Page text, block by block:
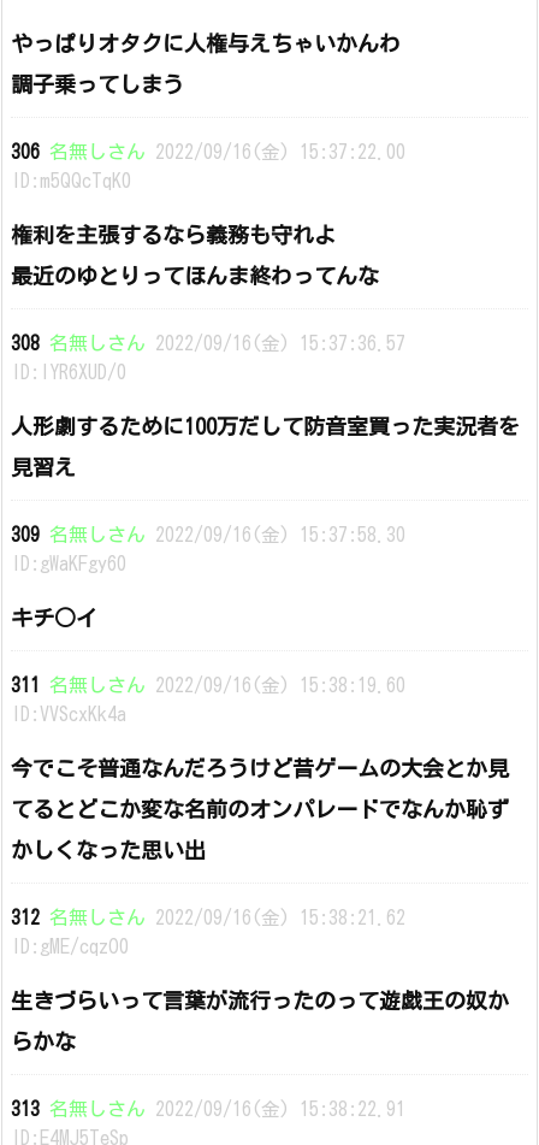
やっぱりオタクに人権与えちゃいかんわ
調子乗ってしまう
306 名無しさん 2022/09/16(金) 15:37:22.00
ID:m5QQcTqK0
権利を主張するなら義務も守れよ
最近のゆとりってほんま終わってんな
308 名無しさん 2022/09/16(金) 15:37:36.57
ID:IYR6XUD/0
人形劇するために100万だして防音室買った実況者を
見習え
309 名無しさん 2022/09/16(金) 15:37:58.30
ID:gWaKFgy60
キチ○イ
311 名無しさん 2022/09/16(金) 15:38:19.60
ID:VVScxKk4a
今でこそ普通なんだろうけど昔ゲームの大会とか見
てるとどこか変な名前のオンパレードでなんか恥ず
かしくなった思い出
312 名無しさん 2022/09/16(金) 15:38:21.62
ID:gME/cqzO0
生きづらいって言葉が流行ったのって遊戯王の奴か
らかな
313 名無しさん 2022/09/16(金) 15:38:22.91
ID:E4MJ5TeSp